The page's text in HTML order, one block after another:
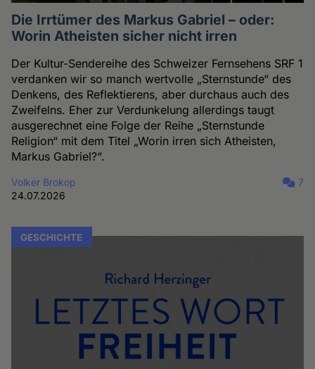
Die Irrtümer des Markus Gabriel – oder:
Worin Atheisten sicher nicht irren
Der Kultur-Sendereihe des Schweizer Fernsehens SRF 1
verdanken wir so manch wertvolle „Sternstunde“ des
Denkens, des Reflektierens, aber durchaus auch des
Zweifelns. Eher zur Verdunkelung allerdings taugt
ausgerechnet eine Folge der Reihe „Sternstunde
Religion“ mit dem Titel „Worin irren sich Atheisten,
Markus Gabriel?“.
Volker Brokop
24.07.2026
7
GESCHICHTE